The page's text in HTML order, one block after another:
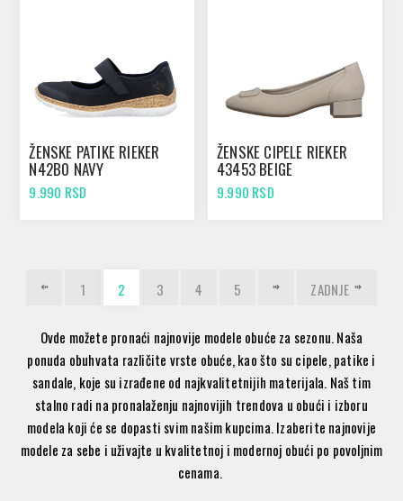
ŽENSKE PATIKE RIEKER
N42B0 NAVY
9.990 RSD
ŽENSKE CIPELE RIEKER
43453 BEIGE
9.990 RSD
1 2 3 4 5 ZADNJE
Ovde možete pronaći najnovije modele obuće za sezonu. Naša
ponuda obuhvata različite vrste obuće, kao što su cipele, patike i
sandale, koje su izrađene od najkvalitetnijih materijala. Naš tim
stalno radi na pronalaženju najnovijih trendova u obući i izboru
modela koji će se dopasti svim našim kupcima. Izaberite najnovije
modele za sebe i uživajte u kvalitetnoj i modernoj obući po povoljnim
cenama.